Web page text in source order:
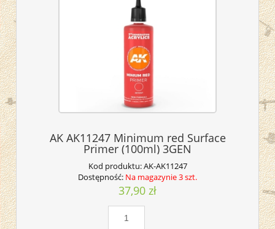
AK AK11247 Minimum red Surface
Primer (100ml) 3GEN
Kod produktu:AK-AK11247
Dostępność: Na magazynie 3 szt.
37,90 zł